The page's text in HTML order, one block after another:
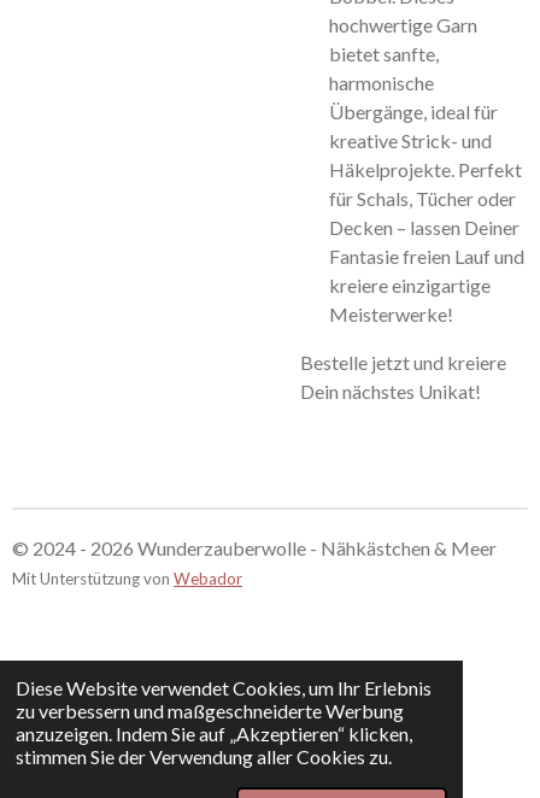
Diese Website verwendet Cookies, um Ihr Erlebnis
zu verbessern und maßgeschneiderte Werbung
anzuzeigen. Indem Sie auf „Akzeptieren“ klicken,
stimmen Sie der Verwendung aller Cookies zu.
hochwertige Garn
bietet sanfte,
harmonische
Übergänge, ideal für
kreative Strick- und
Häkelprojekte. Perfekt
für Schals, Tücher oder
Decken – lassen Deiner
Fantasie freien Lauf und
kreiere einzigartige
Meisterwerke!
Bestelle jetzt und kreiere
Dein nächstes Unikat!
© 2024 - 2026 Wunderzauberwolle - Nähkästchen & Meer
Mit Unterstützung von Webador